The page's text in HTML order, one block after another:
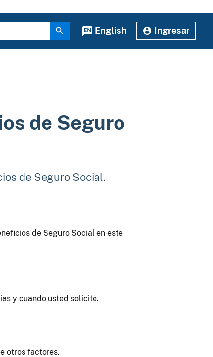
English Ingresar
de Seguro
de Seguro Social.
de Seguro Social en este
y cuando usted solicite.
otros factores.